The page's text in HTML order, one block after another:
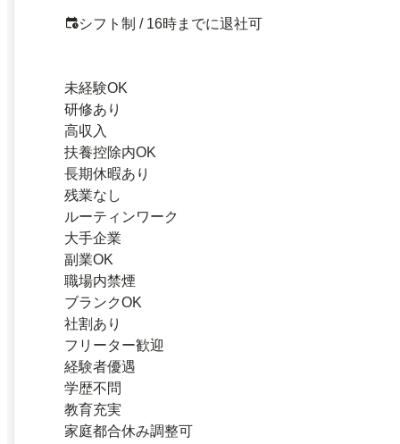
シフト制 / 16時までに退社可
未経験OK
研修あり
高収入
扶養控除内OK
長期休暇あり
残業なし
ルーティンワーク
大手企業
副業OK
職場内禁煙
ブランクOK
社割あり
フリーター歓迎
経験者優遇
学歴不問
教育充実
家庭都合休み調整可